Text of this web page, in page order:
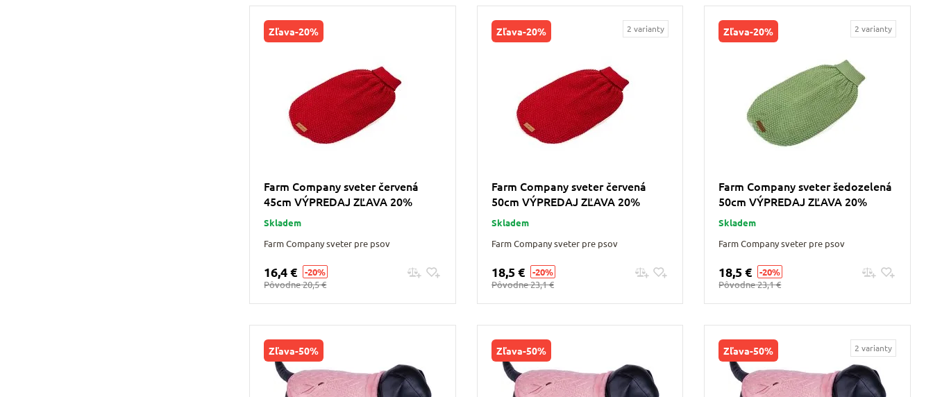
Zľava-20%
Farm Company sveter červená
45cm VÝPREDAJ ZĽAVA 20%
Skladem
Farm Company sveter pre psov
16,4 €
-20%
Pôvodne20,5 €
Pridať do košíku
2 varianty
Zľava-20%
Farm Company sveter červená
50cm VÝPREDAJ ZĽAVA 20%
Skladem
Farm Company sveter pre psov
18,5 €
-20%
Pôvodne23,1 €
Pridať do košíku
2 varianty
Zľava-20%
Farm Company sveter šedozelená
50cm VÝPREDAJ ZĽAVA 20%
Skladem
Farm Company sveter pre psov
18,5 €
-20%
Pôvodne23,1 €
Pridať do košíku
Zľava-50% Zľava-50% 2 varianty
Zľava-50%